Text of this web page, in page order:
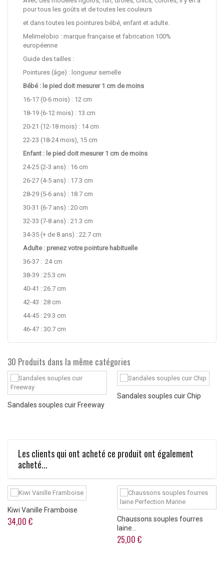
pour tous les goûts et de toutes les couleurs
et dans toutes les pointures bébé, enfant et adulte.
Melimelobio : marque française et fabrication 100%
européenne
Guide des tailles :
Pointures (âge) : longueur semelle
Bébé : le pied doit mesurer 1 cm de moins
16-17 (0-6 mois) : 12 cm
18-19 (6-12 mois) : 13 cm
20-21 (12-18 mois) : 14 cm
22-23 (18-24 mois), 15 cm
Enfant : le pied doit mesurer 1 cm de moins
24-25 (2-3 ans) : 16 cm
26-27 (4-5 ans) : 17.3 cm
28-29 (5-6 ans) : 18.7 cm
30-31 (6-7 ans) : 20 cm
32-33 (7-8 ans) : 21.3 cm
34-35 (+ de 8 ans) : 22.7 cm
Adulte : prenez votre pointure habituelle
36-37 : 24 cm
38-39 : 25.3 cm
40-41 : 26.7 cm
42-43 : 28 cm
44-45 : 29.3 cm
46-47 : 30.7 cm
30 Produits dans la même catégories
Sandales souples cuir Freeway
Sandales souples cuir Chip
Les clients qui ont acheté ce produit ont également
acheté...
Kiwi Vanille Framboise
34,00 €
Chaussons souples fourres
laine...
25,00 €